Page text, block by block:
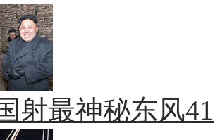
射最神秘东风41